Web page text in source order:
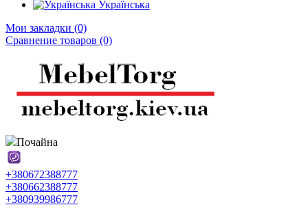
Українська
Мои закладки (0)
Сравнение товаров (0)
Почайна
+380672388777
+380662388777
+380939986777